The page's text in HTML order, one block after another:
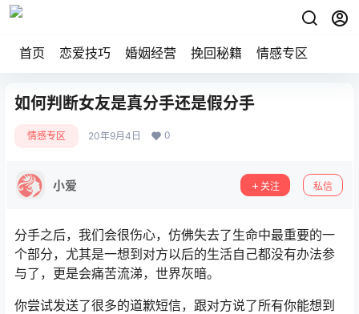
首页 恋爱技巧 婚姻经营 挽回秘籍 情感专区
如何判断女友是真分手还是假分手
情感专区 20年9月4日 0
小爱 关注 私信
分手之后，我们会很伤心，仿佛失去了生命中最重要的一
个部分，尤其是一想到对方以后的生活自己都没有办法参
与了，更是会痛苦流涕，世界灰暗。
你尝试发送了很多的道歉短信，跟对方说了所有你能想到